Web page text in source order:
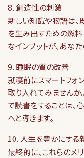
8. 創造性の刺激
新しい知識や物語は、
を生み出すための燃料
なインプットが、あな
9. 睡眠の質の改善
就寝前にスマートフォ
取り入れてみませんか
で読書をすることは、
へと導きます。
10. 人生を豊かにする
最終的に、これらのメ